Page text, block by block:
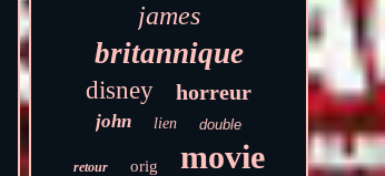
james
britannique
disney horreur
john lien double
retour orig movie